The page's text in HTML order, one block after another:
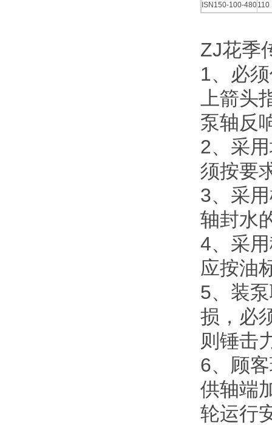
ISN150-100-480110
ZJ花季
1
上箭头
泵轴反响
2、采
须按要
3、
轴封水的
4、
应按油标
5、
损，
则锤击力
6、顾
供轴端
轮运行安